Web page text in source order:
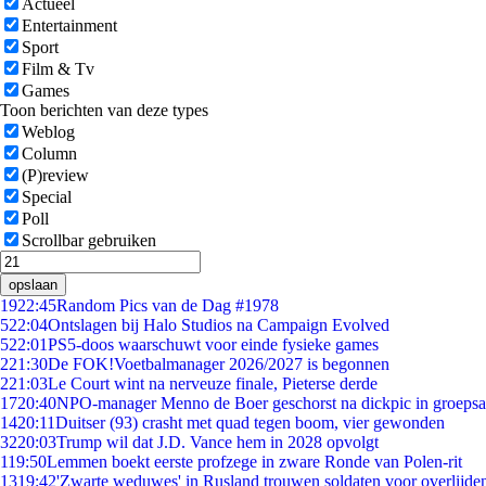
Actueel
Entertainment
Sport
Film & Tv
Games
Toon berichten van deze types
Weblog
Column
(P)review
Special
Poll
Scrollbar gebruiken
opslaan
1922:45Random Pics van de Dag #1978
522:04Ontslagen bij Halo Studios na Campaign Evolved
522:01PS5-doos waarschuwt voor einde fysieke games
221:30De FOK!Voetbalmanager 2026/2027 is begonnen
221:03Le Court wint na nerveuze finale, Pieterse derde
1720:40NPO-manager Menno de Boer geschorst na dickpic in
1420:11Duitser (93) crasht met quad tegen boom, vier gewonden
3220:03Trump wil dat J.D. Vance hem in 2028 opvolgt
119:50Lemmen boekt eerste profzege in zware Ronde van Polen-rit
1319:42'Zwarte weduwes' in Rusland trouwen soldaten voor